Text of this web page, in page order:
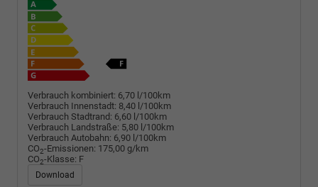
Verbrauch kombiniert: 6,70 l/100km
Verbrauch Innenstadt: 8,40 l/100km
Verbrauch Stadtrand: 6,60 l/100km
Verbrauch Landstraße: 5,80 l/100km
Verbrauch Autobahn: 6,90 l/100km
CO2-Emissionen: 175,00 g/km
CO2-Klasse: F
Download